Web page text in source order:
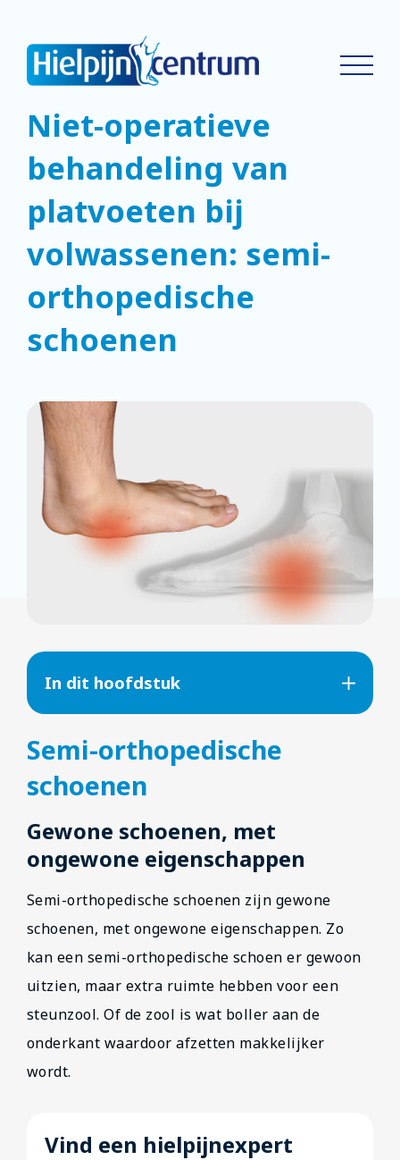
Niet-operatieve
behandeling van
platvoeten bij
volwassenen: semi-
orthopedische
schoenen
In dit hoofdstuk
Semi-orthopedische
schoenen
Gewone schoenen, met
ongewone eigenschappen
Semi-orthopedische schoenen zijn gewone
schoenen, met ongewone eigenschappen. Zo
kan een semi-orthopedische schoen er gewoon
uitzien, maar extra ruimte hebben voor een
steunzool. Of de zool is wat boller aan de
onderkant waardoor afzetten makkelijker
wordt.
Vind een hielpijnexpert